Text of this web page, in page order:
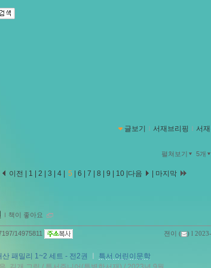
글보기 ｌ 서재브리핑 ｌ 서
펼쳐보기 5개
이전 1 2 3 4 5 6 7 8 9 10 다음 마지막
ｌ 책이 좋아요
젼이 ( ) l
14975811
산 패밀리 1~2 세트 - 전2권
특서 어린이문학